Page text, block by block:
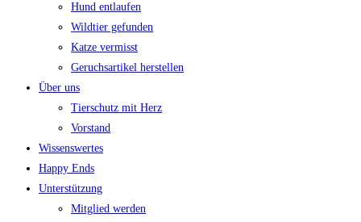
Hund entlaufen
Wildtier gefunden
Katze vermisst
Geruchsartikel herstellen
Über uns
Tierschutz mit Herz
Vorstand
Wissenswertes
Happy Ends
Unterstützung
Mitglied werden